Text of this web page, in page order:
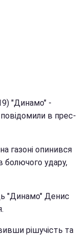
"Динамо" -
в прес-
газоні опинився
болючого удару,
"Динамо" Денис
рішучість та